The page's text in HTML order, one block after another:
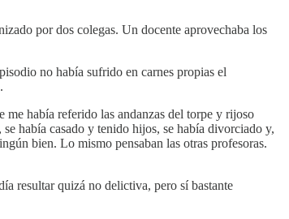
por dos colegas. Un docente aprovechaba los
no había sufrido en carnes propias el
me había referido las andanzas del torpe y rijoso
había casado y tenido hijos, se había divorciado y,
bien. Lo mismo pensaban las otras profesoras.
resultar quizá no delictiva, pero sí bastante